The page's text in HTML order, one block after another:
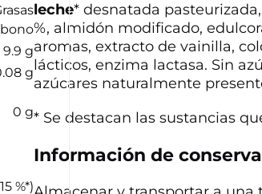
9.9 g
g
0 g
%*)
leche* desnatada
%, almidón modificado,
aromas, extracto de vainilla,
lácticos, enzima lactasa. Sin
azúcares naturalmente
* Se destacan las sustancias
Información de